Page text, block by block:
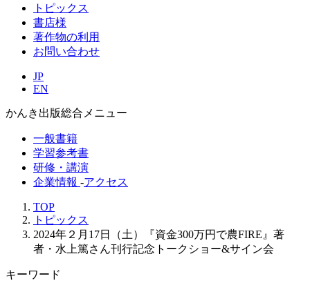
トピックス
書店様
著作物の利用
お問い合わせ
JP
EN
かんき出版総合メニュー
一般書籍
学習参考書
研修・講演
企業情報 -アクセス
TOP
トピックス
2024年２月17日（土）『資金300万円で農FIRE』著
者・水上篤さん刊行記念トークショー&サイン会
キーワード